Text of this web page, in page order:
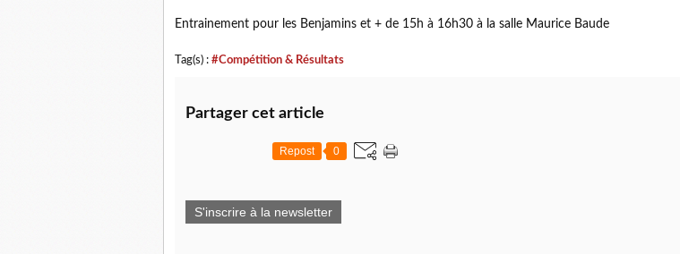
Entrainement pour les Benjamins et + de 15h à 16h30 à la salle Maurice Baude
Tag(s) : #Compétition & Résultats
Partager cet article
Repost 0
S'inscrire à la newsletter